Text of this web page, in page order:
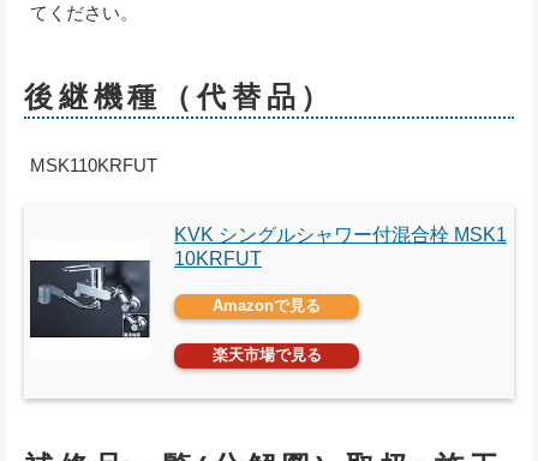
てください。
後継機種（代替品）
MSK110KRFUT
KVK シングルシャワー付混合栓 MSK1
10KRFUT
Amazonで見る
楽天市場で見る